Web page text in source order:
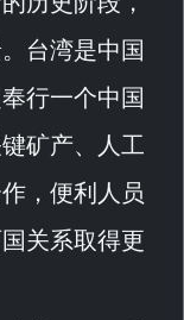
台湾是中国
行一个中国
矿产、人工
，便利人员
关系取得更